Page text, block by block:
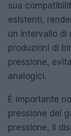
sua
esistenti,
un intervallo di
produzioni di
pressione,
analogici.
È importante
pressione del
pressione, il